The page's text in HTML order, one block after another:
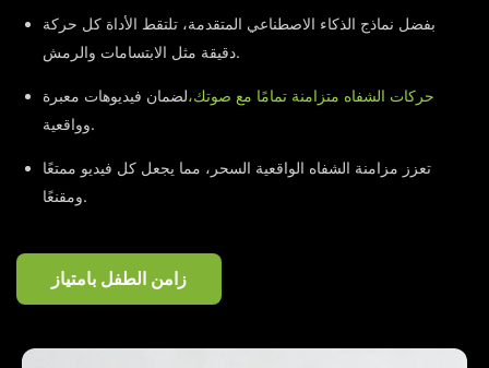
بفضل نماذج الذكاء الاصطناعي المتقدمة، تلتقط الأداة كل حركة
دقيقة مثل الابتسامات والرمش.
حركات الشفاه متزامنة تمامًا مع صوتك،لضمان فيديوهات معبرة
وواقعية.
تعزز مزامنة الشفاه الواقعية السحر، مما يجعل كل فيديو ممتعًا
ومقنعًا.
زامن الطفل بامتياز